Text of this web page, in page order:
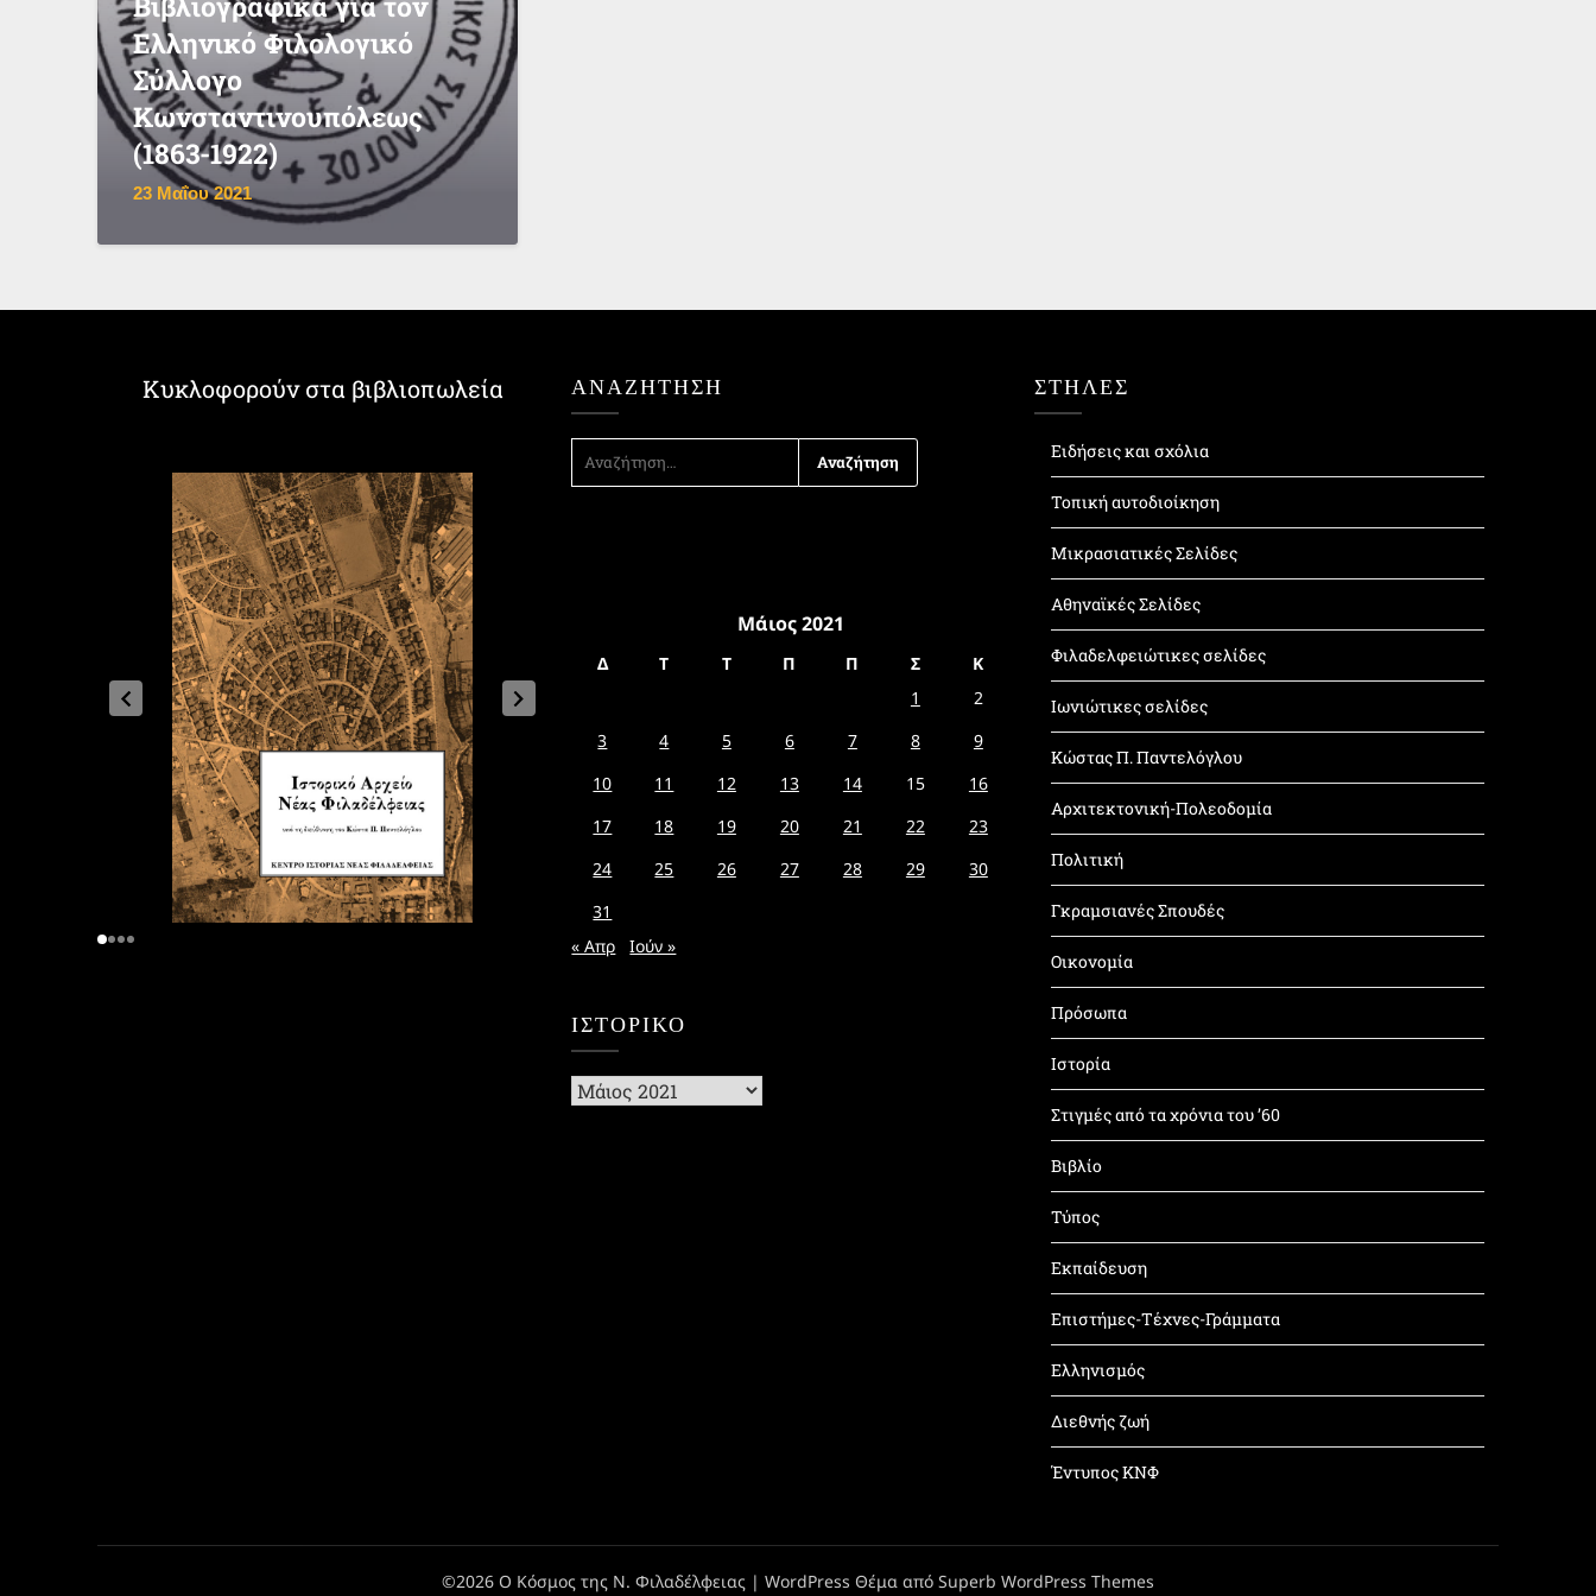
Ελληνικό Φιλολογικό
Σύλλογο
Κωνσταντινουπόλεως
(1863-1922)
23 Μαΐου 2021
Κυκλοφορούν στα βιβλιοπωλεία ΑΝΑΖΉΤΗΣΗ
ΓΙΑ:
Μάιος 2021
Δ Τ Τ Π Π Σ
Κ
1
2
3
4 5 6 7 8
9
10
11 12 13 14 15
16
17
18 19 20 21 22
23
24
25 26 27 28 29
30
31
« Απρ
Ιούν »
ΙΣΤΟΡΙΚΌ
Ιστορικό
ΣΤΗΛΕΣ
Ειδήσεις και σχόλια
Τοπική αυτοδιοίκηση
Μικρασιατικές Σελίδες
Αθηναϊκές Σελίδες
Φιλαδελφειώτικες σελίδες
Ιωνιώτικες σελίδες
Κώστας Π. Παντελόγλου
Αρχιτεκτονική-Πολεοδομία
Πολιτική
Γκραμσιανές Σπουδές
Οικονομία
Πρόσωπα
Ιστορία
Στιγμές από τα χρόνια του ’60
Βιβλίο
Τύπος
Εκπαίδευση
Επιστήμες-Τέχνες-Γράμματα
Ελληνισμός
Διεθνής ζωή
Έντυπος ΚΝΦ
©2026 Ο Κόσμος της Ν. Φιλαδέλφειας | WordPress Θέμα από Superb WordPress Themes